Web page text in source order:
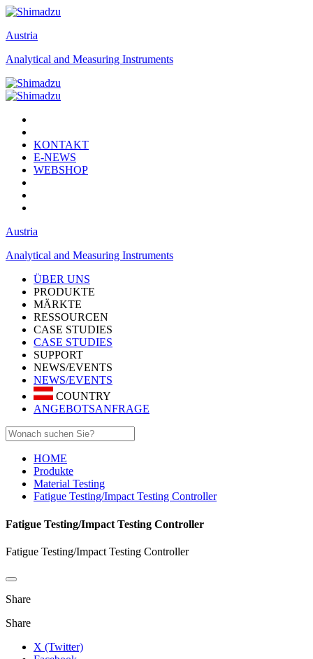
Austria
Analytical and Measuring Instruments
KONTAKT
E-NEWS
WEBSHOP
Austria
Analytical and Measuring Instruments
ÜBER UNS
PRODUKTE
MÄRKTE
RESSOURCEN
CASE STUDIES
CASE STUDIES
SUPPORT
NEWS/EVENTS
NEWS/EVENTS
COUNTRY
ANGEBOTSANFRAGE
HOME
Produkte
Material Testing
Fatigue Testing/Impact Testing Controller
Fatigue Testing/Impact Testing Controller
Fatigue Testing/Impact Testing Controller
Share
Share
X (Twitter)